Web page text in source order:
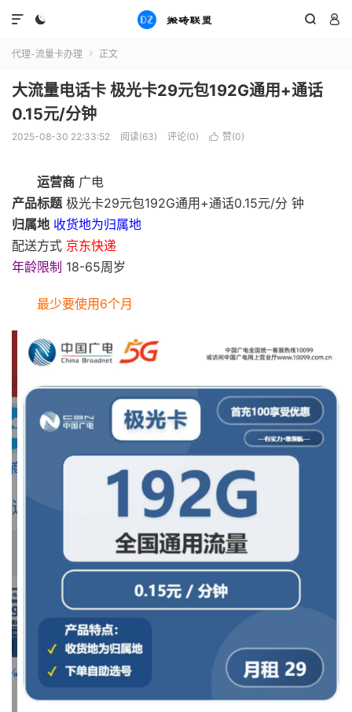
  

代理-流量卡办理  正文
大流量电话卡 极光卡29元包192G通用+通话
0.15元/分钟
2025-08-30 22:33:52 阅读(63) 评论(0)  赞(0)
运营商 广电
产品标题极光卡29元包192G通用+通话0.15元/分 钟
归属地 收货地为归属地
配送方式 京东快递
年龄限制 18-65周岁
最少要使用6个月